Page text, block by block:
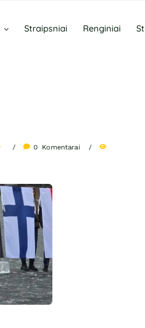
Straipsniai Renginiai
0 Komentarai